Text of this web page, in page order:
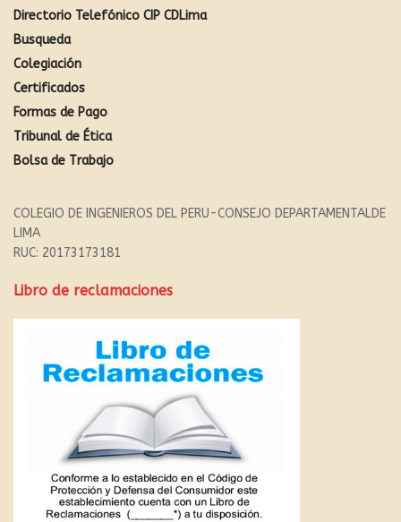
Directorio Telefónico CIP CDLima
Busqueda
Colegiación
Certificados
Formas de Pago
Tribunal de Ética
Bolsa de Trabajo
COLEGIO DE INGENIEROS DEL PERU-CONSEJO DEPARTAMENTALDE
LIMA
RUC: 20173173181
Libro de reclamaciones